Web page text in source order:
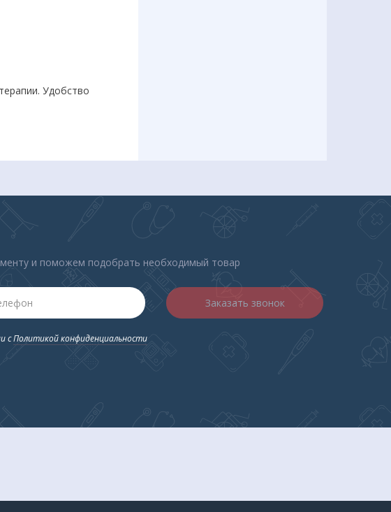
Удобство
Прибор
сеанс
которая
аптеках эта модель
и поможем подобрать необходимый товар
Заказать звонок
сПолитикой конфиденциальности